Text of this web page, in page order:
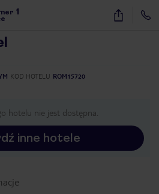
1 24
KOD HOTELU ROM15720
hotelu nie jest dostępna.
inne hotele